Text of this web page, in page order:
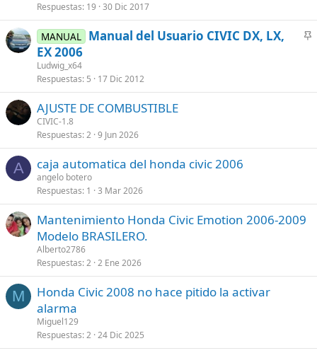
a
d
Respuestas 19 30 Dic 2017
A
a
MANUAL Manual del Usuario CIVIC DX, LX,
EX 2006
Ludwig_x64
Respuestas 5 17 Dic 2012
AJUSTE DE COMBUSTIBLE
CIVIC-1.8
Respuestas 2 9 Jun 2026
A caja automatica del honda civic 2006
angelo botero
Respuestas 1 3 Mar 2026
Mantenimiento Honda Civic Emotion 2006-2009
Modelo BRASILERO.
Alberto2786
Respuestas 2 2 Ene 2026
M
Honda Civic 2008 no hace pitido la activar
alarma
Miguel129
Respuestas 2 24 Dic 2025